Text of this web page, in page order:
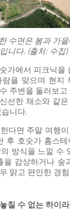
수면은 봄과 가
니다. (출처: 수집)
가에서 피크닉을
을 맞으며 현지
주변을 둘러보고
선한 채소와 같
니다.
다면 주말 여행
후 호숫가 홈스
방식을 느낄 수
을 감상하거나 숲
맑고 편안한 경
칠 수 없는 하이라